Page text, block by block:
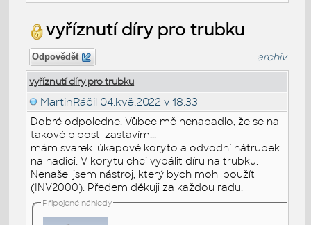
vyříznutí díry pro trubku
Odpovědět archiv
vyříznutí díry pro trubku
MartinRáčil 04.kvě.2022 v 18:33
Dobré odpoledne. Vůbec mě nenapadlo, že se na
takové blbosti zastavím...
mám svarek: úkapové koryto a odvodní nátrubek
na hadici. V korytu chci vypálit díru na trubku.
Nenašel jsem nástroj, který bych mohl použít
(INV2000). Předem děkuji za každou radu.
Připojené náhledy